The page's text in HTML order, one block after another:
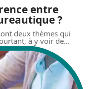
entre
?
deux thèmes qui
à y voir de…